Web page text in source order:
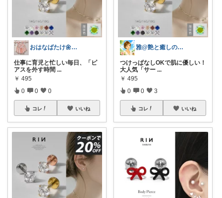
おはなばたけ🌼低浮上で再開🙇‍♀️
仕事に育児と忙しい毎日、「ピ
アスを外す時間 ...
￥ 495
0 0 0
コレ いいね
雅@艶と癒しの開運セカンドライフ
つけっぱなしOKで肌に優しい！
大人気「サー ...
￥ 495
0 0 3
コレ いいね